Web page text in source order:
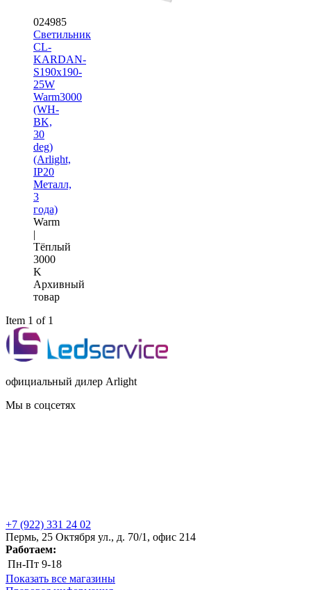
024985
Светильник
CL-
KARDAN-
S190x190-
25W
Warm3000
(WH-
BK,
30
deg)
(Arlight,
IP20
Металл,
3
года)
Warm
|
Тёплый
3000
K
Архивный
товар
Item 1 of 1
официальный дилер Arlight
Мы в соцсетях
+7 (922) 331 24 02
Пермь, 25 Октября ул., д. 70/1, офис 214
Работаем:
Пн-Пт 9-18
Показать все магазины